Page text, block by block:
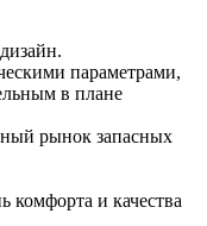
параметрами,
в плане
рынок запасных
комфорта и качества